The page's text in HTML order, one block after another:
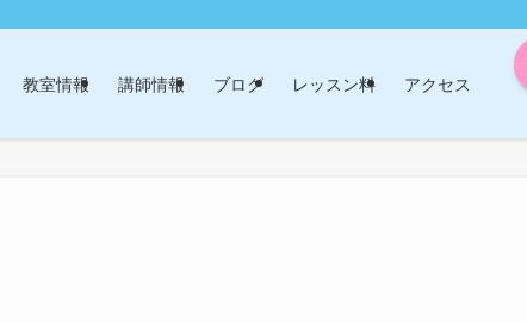
教室情報 講師情報 ブログ レッスン料 アクセス